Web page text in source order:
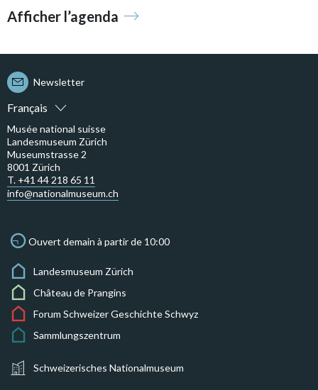
Afficher l’agenda
Français
Newsletter
Musée national suisse
Landesmuseum Zürich
Museumstrasse 2
8001 Zürich
T. +41 44 218 65 11
info@nationalmuseum.ch
Ouvert demain à partir de 10:00
Landesmuseum Zürich
Château de Prangins
Forum Schweizer Geschichte Schwyz
Sammlungszentrum
Schweizerisches Nationalmuseum